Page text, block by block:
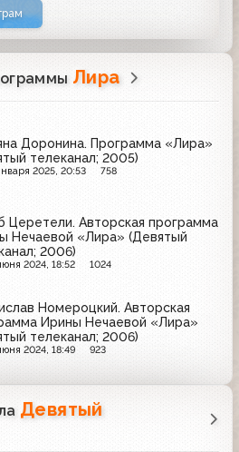
Лира
Доронина. Программа «Лира»
телеканал; 2005)
2025, 20:53 758
Церетели. Авторская программа
Нечаевой «Лира» (Девятый
2006)
2024, 18:52 1024
Номероцкий. Авторская
Ирины Нечаевой «Лира»
телеканал; 2006)
2024, 18:49 923
Девятый